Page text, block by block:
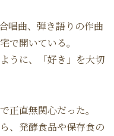
唱曲、弾き語りの作曲
で開いている。
うに、「好き」を大切
正直無関心だった。
、発酵食品や保存食の